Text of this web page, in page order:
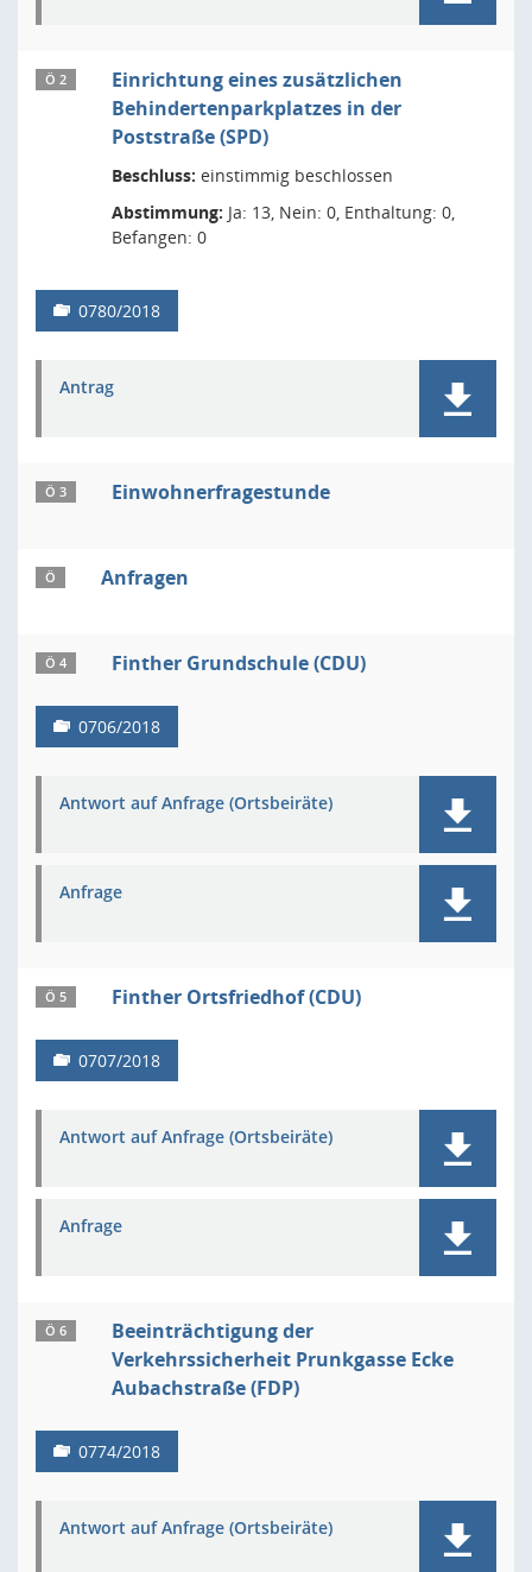
Ö 2
Einrichtung eines zusätzlichen
Behindertenparkplatzes in der
Poststraße (SPD)
Beschluss: einstimmig beschlossen
Abstimmung: Ja: 13, Nein: 0, Enthaltung: 0,
Befangen: 0
0780/2018
Antrag
Ö 3 Einwohnerfragestunde
Ö Anfragen
Ö 4 Finther Grundschule (CDU)
0706/2018
Antwort auf Anfrage (Ortsbeiräte)
Anfrage
Ö 5 Finther Ortsfriedhof (CDU)
0707/2018
Antwort auf Anfrage (Ortsbeiräte)
Anfrage
Ö 6
Beeinträchtigung der
Verkehrssicherheit Prunkgasse Ecke
Aubachstraße (FDP)
0774/2018
Antwort auf Anfrage (Ortsbeiräte)